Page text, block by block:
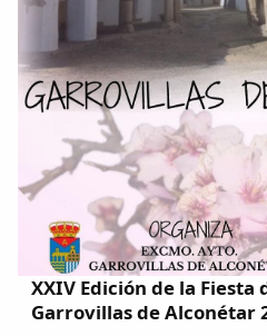
XXIV Edición de la Fiesta
Garrovillas de Alconétar